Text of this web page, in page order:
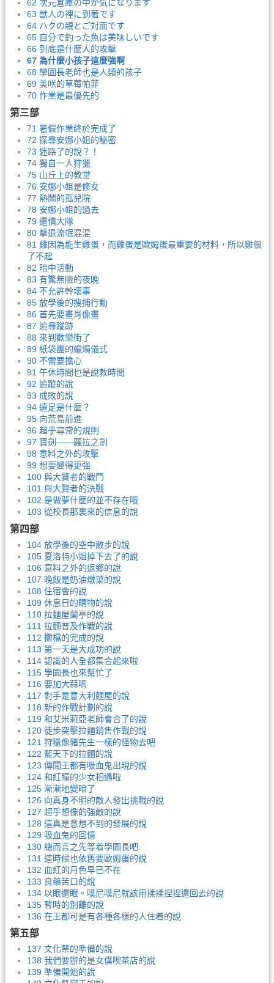
62 次元倉庫の中が気になります
63 獣人の裡に到著です
64 ハクの親とご対面です
65 自分で釣った魚は美味しいです
66 到底是什麼人的攻擊
67 為什麼小孩子這麼強啊
68 學園長老師也是人類的孩子
69 美咲的草莓帕菲
70 作業是最優先的
第三部
71 暑假作業終於完成了
72 探尋安娜小姐的秘密
73 迷路了的說？！
74 獨自一人狩獵
75 山丘上的教堂
76 安娜小姐是修女
77 熱鬧的孤兒院
78 安娜小姐的過去
79 還債大隊
80 擊退流氓混混
81 雞因為能生雞蛋，而雞蛋是歐姆蛋最重要的材料，所以雞很
了不起
82 暗中活動
83 有驚無險的夜晚
84 不允許幹壞事
85 放學後的搜捕行動
86 首先要畫肖像畫
87 追尋蹤跡
88 來到歡樂街了
89 紙袋團的蠟燭儀式
90 不需要擔心
91 午休時間也是說教時間
92 追蹤的說
93 成敗的說
94 遠足是什麼？
95 向荒島前進
96 超乎尋常的規則
97 寶劍——蘿拉之劍
98 意料之外的攻擊
99 想要變得更強
100 與大賢者的戰鬥
101 與大賢者的決戰
102 是做夢什麼的並不存在哦
103 從校長那裏來的信息的說
第四部
104 放學後的空中散步的說
105 夏洛特小姐掉下去了的說
106 意料之外的返鄉的說
107 晚飯是奶油燉菜的說
108 住宿會的說
109 休息日的購物的說
110 拉麵屋蘭亭的說
111 拉麵普及作戰的說
112 攤檔的完成的說
113 第一天是大成功的說
114 認識的人全都集合起來啦
115 學園長也來幫忙了
116 要加大蒜嗎
117 對手是意大利麵屋的說
118 新的作戰計劃的說
119 和艾米莉亞老師會合了的說
120 徒步突擊拉麵銷售作戰的說
121 狩獵像豬先生一樣的怪物去吧
122 藍天下的拉麵的說
123 傳聞王都有吸血鬼出現的說
124 和紅瞳的少女相遇啦
125 漸漸地變暗了
126 向真身不明的敵人發出挑戰的說
127 超乎想像的強敵的說
128 這真是意想不到的發展的說
129 吸血鬼的回憶
130 總而言之先等着學園長吧
131 這時候也依舊要歐姆蛋的說
132 血紅的月色早已不在
133 良藥苦口的說
134 以眼還眼。噗尼噗尼就該用揉揉捏捏還回去的說
135 暫時的別離的說
136 在王都可是有各種各樣的人住着的說
第五部
137 文化祭的準備的說
138 我們要辦的是女僕喫茶店的說
139 準備開始的說